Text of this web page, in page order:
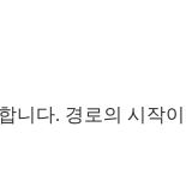
니다. 경로의 시작